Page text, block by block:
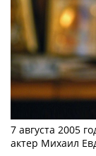
7 августа 2005
актер Михаил